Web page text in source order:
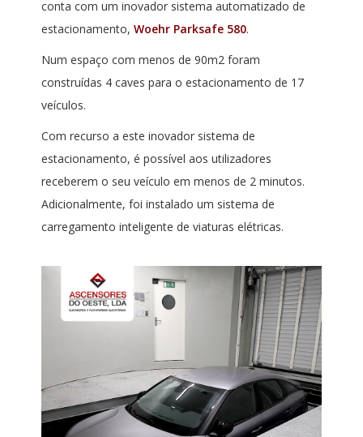
conta com um inovador sistema automatizado de
estacionamento, Woehr Parksafe 580.
Num espaço com menos de 90m2 foram
construídas 4 caves para o estacionamento de 17
veículos.
Com recurso a este inovador sistema de
estacionamento, é possível aos utilizadores
receberem o seu veículo em menos de 2 minutos.
Adicionalmente, foi instalado um sistema de
carregamento inteligente de viaturas elétricas.